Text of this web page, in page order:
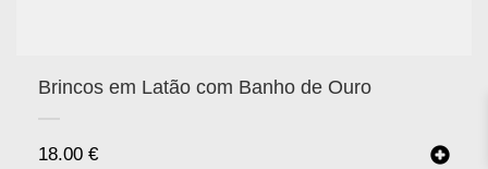
Brincos em Latão com Banho de Ouro
18.00 €